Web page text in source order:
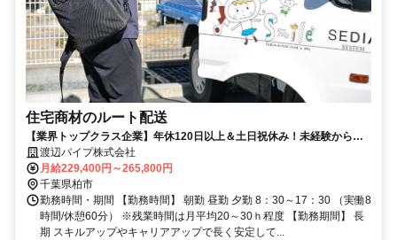
住宅商材のルート配送
【業界トップクラス企業】年休120日以上＆土日祝休み！未経験から大
手企業でキャリアアップを目指せる！
渡辺パイプ株式会社
月給229,400円～265,800円
千葉県柏市
勤務時間・期間 【勤務時間】 朝勤 昼勤 夕勤 8：30～17：30 （実働8
時間/休憩60分） ※残業時間は月平均20～30ｈ程度 【勤務期間】 長
期 スキルアップやキャリアアップで長く安定して...